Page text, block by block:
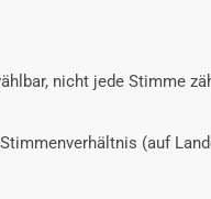
nicht jede Stimme
(auf